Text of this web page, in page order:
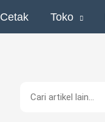
Cetak Toko